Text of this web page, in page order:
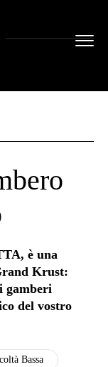
è una
Krust:
gamberi
del vostro
Bassa